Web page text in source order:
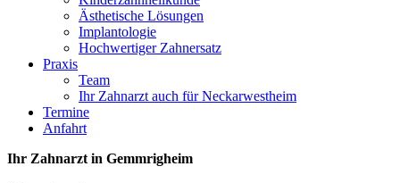
Ästhetische Lösungen
Implantologie
Hochwertiger Zahnersatz
Praxis
Team
Ihr Zahnarzt auch für Neckarwestheim
Termine
Anfahrt
Ihr Zahnarzt in Gemmrigheim